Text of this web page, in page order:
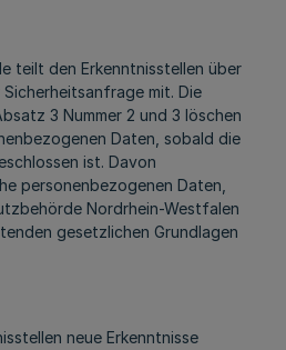
teilt den Erkenntnisstellen über
mit. Die
3 Nummer 2 und 3 löschen
Daten, sobald die
ist. Davon
personenbezogenen Daten,
Nordrhein-Westfalen
gesetzlichen Grundlagen
neue Erkenntnisse